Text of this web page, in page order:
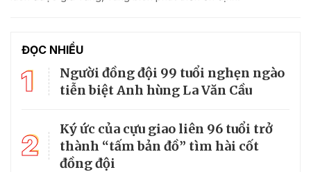
ĐỌC NHIỀU
1
Người đồng đội 99 tuổi nghẹn ngào
tiễn biệt Anh hùng La Văn Cầu
2
Ký ức của cựu giao liên 96 tuổi trở
thành “tấm bản đồ” tìm hài cốt
đồng đội